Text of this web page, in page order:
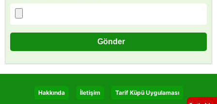
Hakkında İletişim Tarif Küpü Uygulaması